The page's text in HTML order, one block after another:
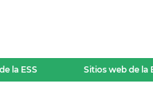
la ESS Sitios web de la